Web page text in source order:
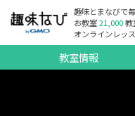
趣味とまなびで
お教室21,000教
オンラインレッ
教室情報